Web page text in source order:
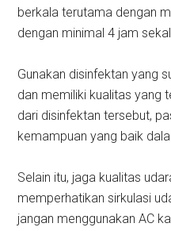
berkala terutama dengan
dengan minimal 4 jam
Gunakan disinfektan yang
dan memiliki kualitas yang
dari disinfektan tersebut,
kemampuan yang baik
Selain itu, jaga kualitas
memperhatikan sirkulasi
jangan menggunakan AC